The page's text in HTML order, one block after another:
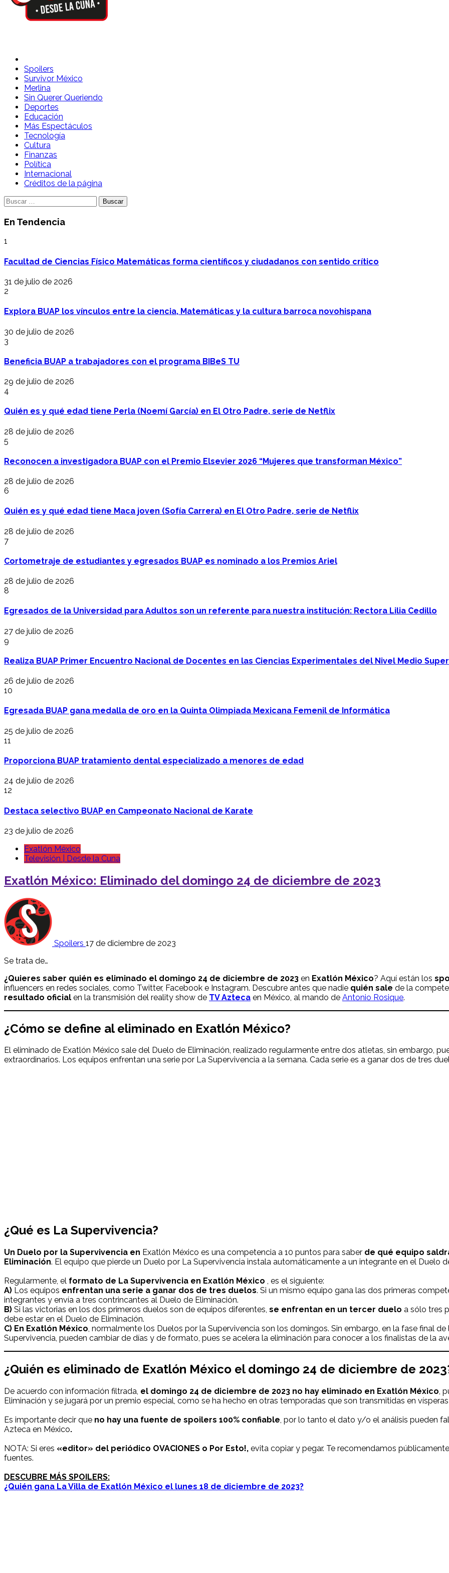
Spoilers Desde la Cuna
Sitio con información sobre series, película, reality shows y telenovelas
Spoilers
Survivor México
Merlina
Sin Querer Queriendo
Deportes
Educación
Más Espectáculos
Tecnología
Cultura
Finanzas
Política
Internacional
Créditos de la página
Buscar:
En Tendencia
1
Facultad de Ciencias Físico Matemáticas forma científicos y ciudadanos con sentido crítico
31 de julio de 2026
2
Explora BUAP los vínculos entre la ciencia, Matemáticas y la cultura barroca novohispana
30 de julio de 2026
3
Beneficia BUAP a trabajadores con el programa BIBeS TU
29 de julio de 2026
4
Quién es y qué edad tiene Perla (Noemí García) en El Otro Padre, serie de Netflix
28 de julio de 2026
5
Reconocen a investigadora BUAP con el Premio Elsevier 2026 “Mujeres que transforman México”
28 de julio de 2026
6
Quién es y qué edad tiene Maca joven (Sofía Carrera) en El Otro Padre, serie de Netflix
28 de julio de 2026
7
Cortometraje de estudiantes y egresados BUAP es nominado a los Premios Ariel
28 de julio de 2026
8
Egresados de la Universidad para Adultos son un referente para nuestra institución: Rectora Lilia Cedillo
27 de julio de 2026
9
Realiza BUAP Primer Encuentro Nacional de Docentes en las Ciencias Experimentales del Nivel Medio
26 de julio de 2026
10
Egresada BUAP gana medalla de oro en la Quinta Olimpiada Mexicana Femenil de Informática
25 de julio de 2026
11
Proporciona BUAP tratamiento dental especializado a menores de edad
24 de julio de 2026
12
Destaca selectivo BUAP en Campeonato Nacional de Karate
23 de julio de 2026
Exatlón México
Televisión | Desde la Cuna
Exatlón México: Eliminado del domingo 24 de diciembre de 2023
Spoilers 17 de diciembre de 2023
Se trata de…
¿Quieres saber quién es eliminado el domingo 24 de diciembre de 2023 en Exatlón México? Aquí están los
influencers en redes sociales, como Twitter, Facebook e Instagram. Descubre antes que nadie quién sale de la
resultado oficial en la transmisión del reality show de TV Azteca en México, al mando de Antonio Rosique.
¿Cómo se define al eliminado en Exatlón México?
El eliminado de Exatlón México sale del Duelo de Eliminación, realizado regularmente entre dos atletas, sin embargo,
extraordinarios. Los equipos enfrentan una serie por La Supervivencia a la semana. Cada serie es a ganar dos de tres
¿Qué es La Supervivencia?
Un Duelo por la Supervivencia en Exatlón México es una competencia a 10 puntos para saber de qué equipo
Eliminación. El equipo que pierde un Duelo por La Supervivencia instala automáticamente a un integrante en el Duelo
Regularmente, el formato de La Supervivencia en Exatlón México , es el siguiente:
A) Los equipos enfrentan una serie a ganar dos de tres duelos. Si un mismo equipo gana las dos primeras
integrantes y envía a tres contrincantes al Duelo de Eliminación.
B) Si las victorias en los dos primeros duelos son de equipos diferentes, se enfrentan en un tercer duelo a sólo tres
debe estar en el Duelo de Eliminación.
C) En Exatlón México, normalmente los Duelos por la Supervivencia son los domingos. Sin embargo, en la fase final
Supervivencia, pueden cambiar de días y de formato, pues se acelera la eliminación para conocer a los finalistas de la
¿Quién es eliminado de Exatlón México el domingo 24 de diciembre de
De acuerdo con información filtrada, el domingo 24 de diciembre de 2023 no hay eliminado en Exatlón México,
Eliminación y se jugará por un premio especial, como se ha hecho en otras temporadas que son transmitidas en
Es importante decir que no hay una fuente de spoilers 100% confiable, por lo tanto el dato y/o el análisis pueden
Azteca en México.
NOTA: Si eres «editor» del periódico OVACIONES o Por Esto!, evita copiar y pegar. Te recomendamos
fuentes.
DESCUBRE MÁS SPOILERS:
¿Quién gana La Villa de Exatlón México el lunes 18 de diciembre de 2023?